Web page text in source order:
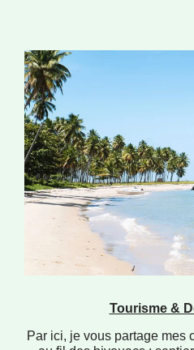
Tourisme &
Par ici, je vous partage mes